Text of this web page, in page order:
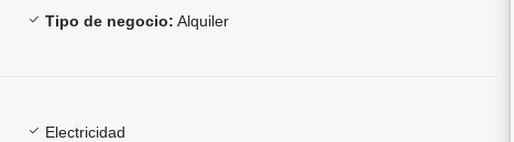
Tipo de negocio: Alquiler
Electricidad